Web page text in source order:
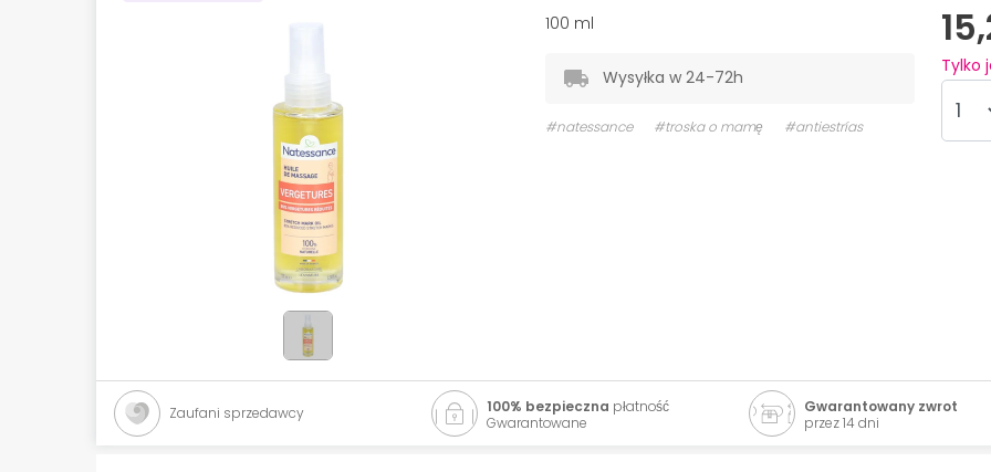
Bestsellery
Health Points
Tylko
100 ml
Wysyłka w 24-72h
#natessance #troska o mamę #antiestrías
Zaufani sprzedawcy 100% bezpieczna płatność
Gwarantowane
Gwarantowany zwrot
przez 14 dni